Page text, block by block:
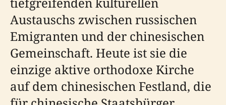
Austauschs zwischen russischen
Emigranten und der chinesischen
Gemeinschaft. Heute ist sie die
einzige aktive orthodoxe Kirche
auf dem chinesischen Festland, die